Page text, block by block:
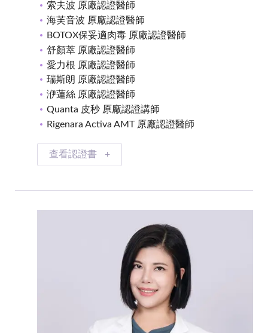
索夫波 原廠認證醫師
海芙音波 原廠認證醫師
BOTOX保妥適肉毒 原廠認證醫師
舒顏萃 原廠認證醫師
愛力根 原廠認證醫師
瑞斯朗 原廠認證醫師
洢蓮絲 原廠認證醫師
Quanta 皮秒 原廠認證講師
Rigenara Activa AMT 原廠認證醫師
查看認證書